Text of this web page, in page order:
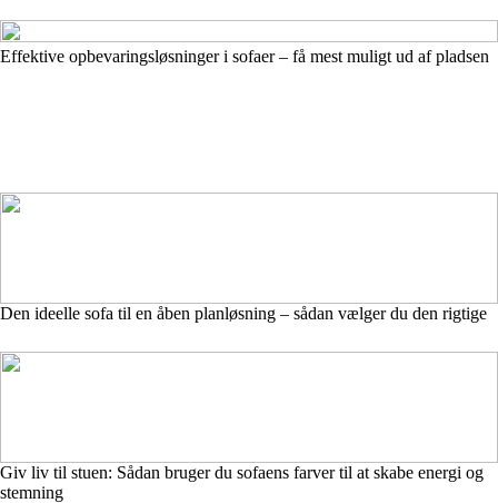
Effektive opbevaringsløsninger i sofaer – få mest muligt ud af pladsen
Den ideelle sofa til en åben planløsning – sådan vælger du den rigtige
Giv liv til stuen: Sådan bruger du sofaens farver til at skabe energi og
stemning